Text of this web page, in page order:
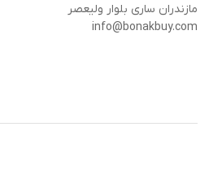
مازندران ساری بلوار ولیعصر
info@bonakbuy.com